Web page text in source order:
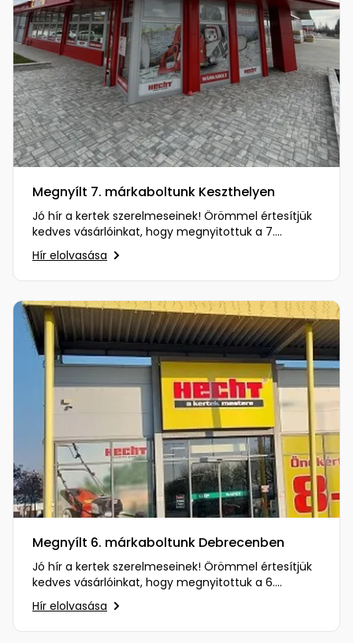
Megnyílt 7. márkaboltunk Keszthelyen
Jó hír a kertek szerelmeseinek! Örömmel értesítjük
kedves vásárlóinkat, hogy megnyitottuk a 7.
márkaboltunkat…
Hír elolvasása
Megnyílt 6. márkaboltunk Debrecenben
Jó hír a kertek szerelmeseinek! Örömmel értesítjük
kedves vásárlóinkat, hogy megnyitottuk a 6.
márkaboltunkat…
Hír elolvasása